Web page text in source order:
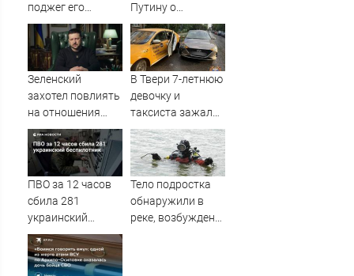
поджег его
машину
Путину о
появлении моды
на семью и детей
у российских
студентов
Зеленский
захотел повлиять
на отношения
между Россией и
Китаем
В Твери 7-летнюю
девочку и
таксиста зажало
дверью
автомобиля –
Новости Твери и
городов Тверской
области сегодня -
Afanasy.biz –
ПВО за 12 часов
сбила 281
украинский
беспилотник
Тело подростка
обнаружили в
реке, возбуждено